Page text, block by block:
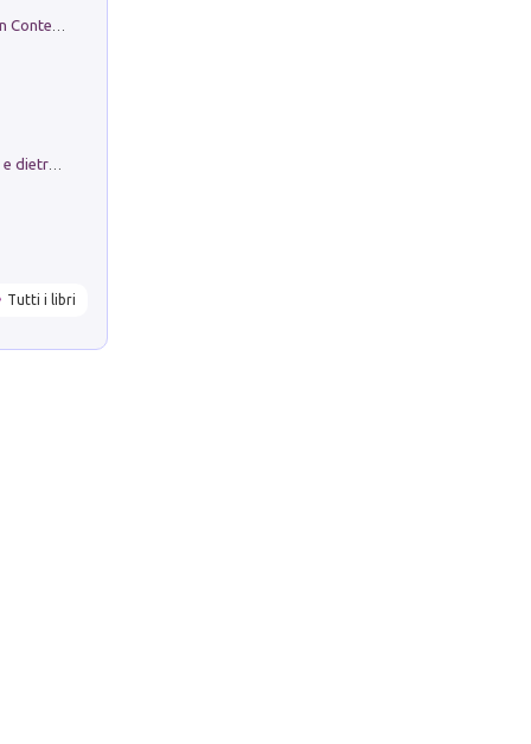
in alto! Livello A1. Con CD-Audio. Con Contenuto digitale per accesso on line
Tutti i libri